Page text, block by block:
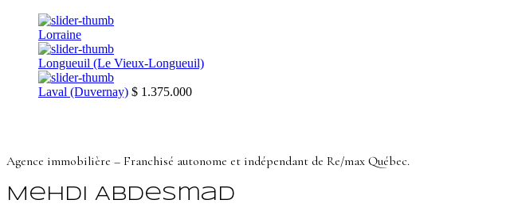
Lorraine
Longueuil (Le Vieux-Longueuil)
Laval (Duvernay) $ 1.375.000
Agence immobilière – Franchisé autonome et indépendant de Re/max Québec.
Mehdi Abdesmad